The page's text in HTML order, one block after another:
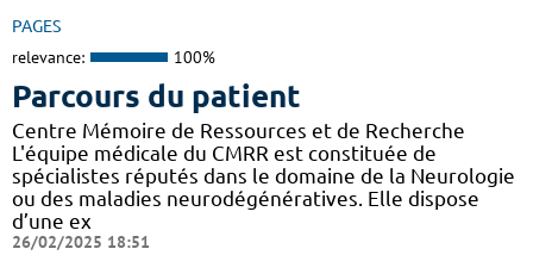
PAGES
relevance: 100%
Parcours du patient
Centre Mémoire de Ressources et de Recherche
L'équipe médicale du CMRR est constituée de
spécialistes réputés dans le domaine de la Neurologie
ou des maladies neurodégénératives. Elle dispose
d’une ex
26/02/2025 18:51